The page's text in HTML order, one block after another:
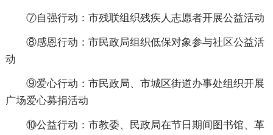
⑦自强行动：市残联组织残疾人志愿者开展公益活动
⑧感恩行动：市民政局组织低保对象参与社区公益活
动
⑨爱心行动：市民政局、市城区街道办事处组织开展
广场爱心募捐活动
⑩公益行动：市教委、民政局在节日期间图书馆、革